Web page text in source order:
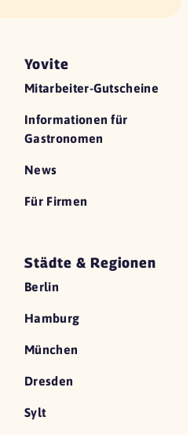
Yovite
Mitarbeiter-Gutscheine
Informationen für
Gastronomen
News
Für Firmen
Städte & Regionen
Berlin
Hamburg
München
Dresden
Sylt